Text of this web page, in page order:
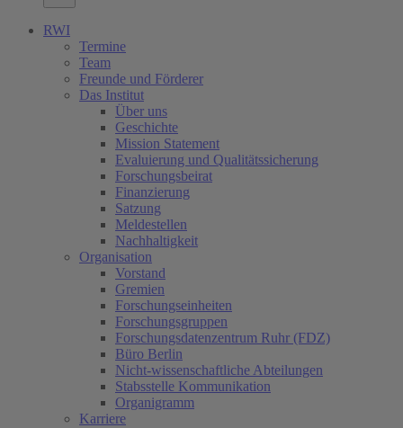
RWI
Termine
Team
Freunde und Förderer
Das Institut
Über uns
Geschichte
Mission Statement
Evaluierung und Qualitätssicherung
Forschungsbeirat
Finanzierung
Satzung
Meldestellen
Nachhaltigkeit
Organisation
Vorstand
Gremien
Forschungseinheiten
Forschungsgruppen
Forschungsdatenzentrum Ruhr (FDZ)
Büro Berlin
Nicht-wissenschaftliche Abteilungen
Stabsstelle Kommunikation
Organigramm
Karriere